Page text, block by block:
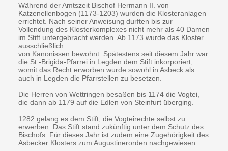
Während der Amtszeit Bischof Hermann II. von
Katzenellenbogen (1173-1203) wurden die Klosteranlagen
errichtet. Nach seiner Anweisung durften bis zur
Vollendung des Klosterkomplexes nicht mehr als 40 Damen
im Stift untergebracht werden. Ab 1173 wurde das Kloster
ausschließlich
von Kanonissen bewohnt. Spätestens seit diesem Jahr war
die St.-Brigida-Pfarrei in Legden dem Stift inkorporiert,
womit das Recht erworben wurde sowohl in Asbeck als
auch in Legden die Pfarrstellen zu besetzen.
Die Herren von Wettringen besaßen bis 1174 die Vogtei,
die dann ab 1179 auf die Edlen von Steinfurt überging.
1282 gelang es dem Stift, die Vogteirechte selbst zu
erwerben. Das Stift stand zukünftig unter dem Schutz des
Bischofs. Für dieses Jahr ist zudem eine Zugehörigkeit des
Asbecker Klosters zum Augustinerorden nachgewiesen.